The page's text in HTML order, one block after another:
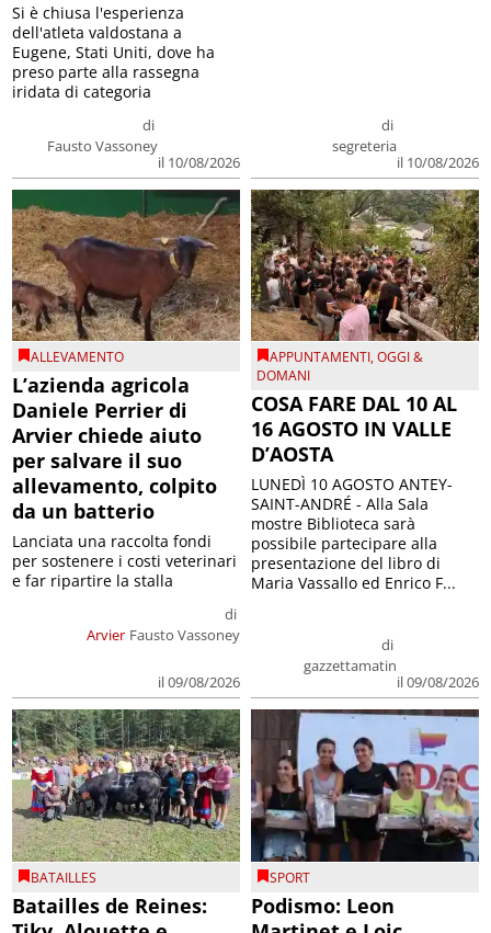
di
Fausto Vassoney
il 10/08/2026
Si è chiusa l'esperienza
dell'atleta valdostana a
Eugene, Stati Uniti, dove ha
preso parte alla rassegna
iridata di categoria
di
segreteria
il 10/08/2026
ALLEVAMENTO
L’azienda agricola
Daniele Perrier di
Arvier chiede aiuto
per salvare il suo
allevamento, colpito
da un batterio
Arvier
di
Fausto Vassoney
il 09/08/2026
Lanciata una raccolta fondi
per sostenere i costi veterinari
e far ripartire la stalla
APPUNTAMENTI,OGGI &
DOMANI
COSA FARE DAL 10 AL
16 AGOSTO IN VALLE
D’AOSTA
di
gazzettamatin
il 09/08/2026
LUNEDÌ 10 AGOSTO ANTEY-
SAINT-ANDRÉ - Alla Sala
mostre Biblioteca sarà
possibile partecipare alla
presentazione del libro di
Maria Vassallo ed Enrico F...
BATAILLES
Batailles de Reines:
SPORT
Podismo: Leon